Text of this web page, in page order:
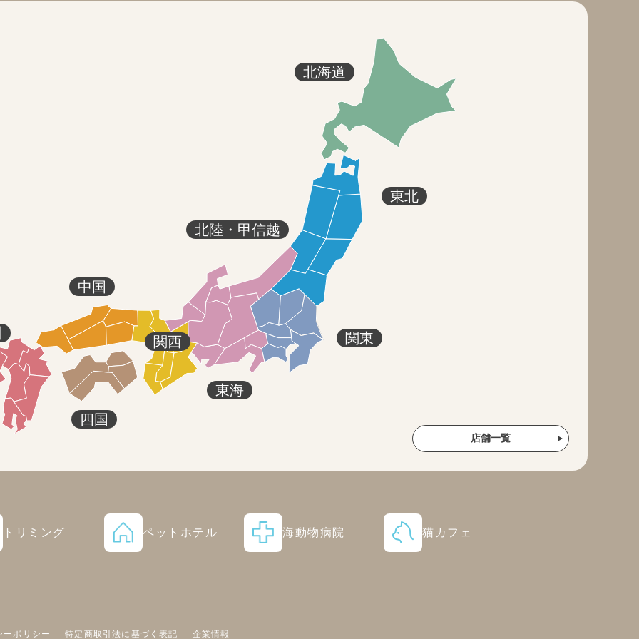
北海道
東北
関東
北陸・甲信越
東海
関西
四国
中国
店舗一覧
トリミング ペットホテル 海動物病院 猫カフェ
ーポリシー 特定商取引法に基づく表記 企業情報